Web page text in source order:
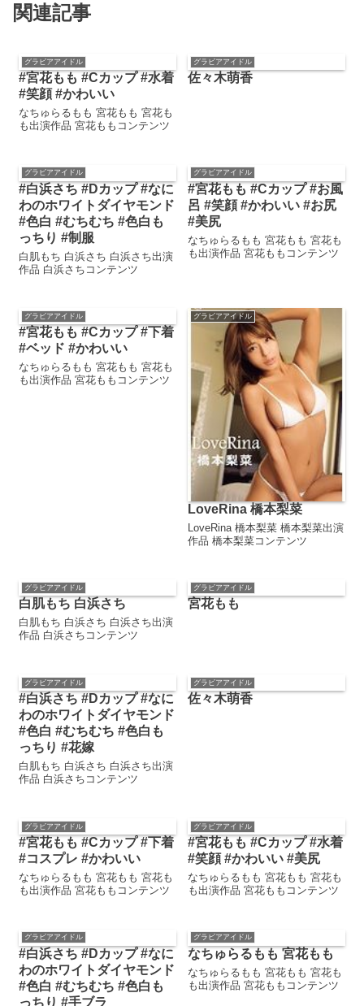
関連記事
グラビアアイドル
#宮花もも #Cカップ #水着
#笑顔 #かわいい
なちゅらるもも 宮花もも 宮花も
も出演作品 宮花ももコンテンツ
グラビアアイドル
佐々木萌香
グラビアアイドル
#白浜さち #Dカップ #なに
わのホワイトダイヤモンド
#色白 #むちむち #色白も
っちり #制服
白肌もち 白浜さち 白浜さち出演
作品 白浜さちコンテンツ
グラビアアイドル
#宮花もも #Cカップ #お風
呂 #笑顔 #かわいい #お尻
#美尻
なちゅらるもも 宮花もも 宮花も
も出演作品 宮花ももコンテンツ
グラビアアイドル
#宮花もも #Cカップ #下着
#ベッド #かわいい
なちゅらるもも 宮花もも 宮花も
も出演作品 宮花ももコンテンツ
グラビアアイドル
LoveRina 橋本梨菜
LoveRina 橋本梨菜 橋本梨菜出演
作品 橋本梨菜コンテンツ
グラビアアイドル
白肌もち 白浜さち
白肌もち 白浜さち 白浜さち出演
作品 白浜さちコンテンツ
グラビアアイドル
宮花もも
グラビアアイドル
#白浜さち #Dカップ #なに
わのホワイトダイヤモンド
#色白 #むちむち #色白も
っちり #花嫁
白肌もち 白浜さち 白浜さち出演
作品 白浜さちコンテンツ
グラビアアイドル
佐々木萌香
グラビアアイドル
#宮花もも #Cカップ #下着
#コスプレ #かわいい
なちゅらるもも 宮花もも 宮花も
も出演作品 宮花ももコンテンツ
グラビアアイドル
#宮花もも #Cカップ #水着
#笑顔 #かわいい #美尻
なちゅらるもも 宮花もも 宮花も
も出演作品 宮花ももコンテンツ
グラビアアイドル
#白浜さち #Dカップ #なに
わのホワイトダイヤモンド
#色白 #むちむち #色白も
っちり #手ブラ
グラビアアイドル
なちゅらるもも 宮花もも
なちゅらるもも 宮花もも 宮花も
も出演作品 宮花ももコンテンツ